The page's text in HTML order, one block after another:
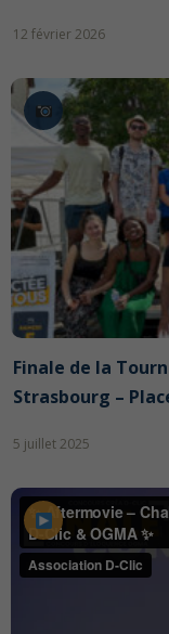
12 février 2026
Finale de la
Strasbourg –
5 juillet 2025